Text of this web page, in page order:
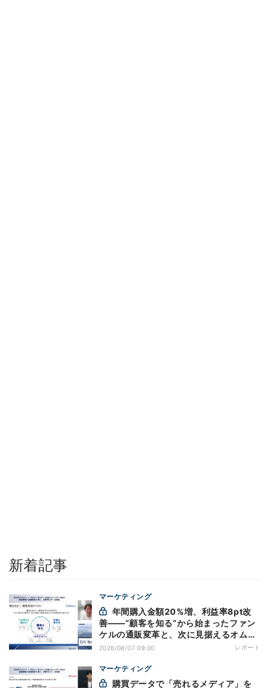
新着記事
マーケティング
善——“顧客を知る”から始まったファン
ケルの通販変革と、次に見据えるオムニ
チャネル
2026/08/07 09:00 レポート
マーケティング